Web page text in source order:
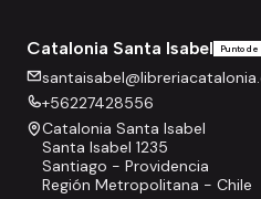
Catalonia Santa Isabel Punto
+56227428556
Catalonia Santa Isabel
Santa Isabel 1235
Santiago - Providencia
Región Metropolitana - Chile